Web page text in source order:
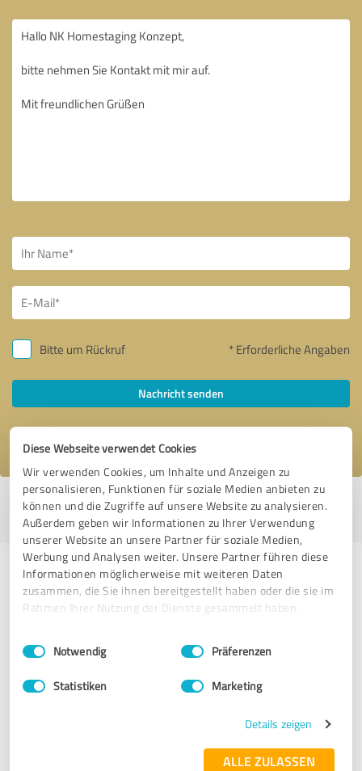
Diese Webseite verwendet Cookies
Wir verwenden Cookies, um Inhalte und Anzeigen zu
personalisieren, Funktionen für soziale Medien anbieten zu
können und die Zugriffe auf unsere Website zu analysieren.
Außerdem geben wir Informationen zu Ihrer Verwendung
unserer Website an unsere Partner für soziale Medien,
Werbung und Analysen weiter. Unsere Partner führen diese
Informationen möglicherweise mit weiteren Daten
zusammen, die Sie ihnen bereitgestellt haben oder die sie im
Rahmen Ihrer Nutzung der Dienste gesammelt haben.
Impressum Datenschutzbestimmungen
Einwilligungsauswahl
Notwendig Präferenzen
Statistiken Marketing
Details zeigen
ALLE ZULASSEN
Bitte um Rückruf * Erforderliche Angaben
Nachricht senden
Ich stimme den
Profil aktiv seit 19.03.2026 |Letzte Aktualisierung: 06.08.2026|Profil
melden
Erfahrungen zu weiteren
Anbietern aus dem Bereich
PROBiZ BW